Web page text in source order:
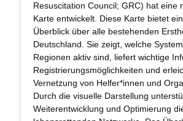
Resuscitation Council; GRC) hat eine
Karte entwickelt. Diese Karte bietet
Überblick über alle bestehenden
Deutschland. Sie zeigt, welche
Regionen aktiv sind, liefert wichtige
Registrierungsmöglichkeiten und
Vernetzung von Helfer*innen und
Durch die visuelle Darstellung
Weiterentwicklung und Optimierung